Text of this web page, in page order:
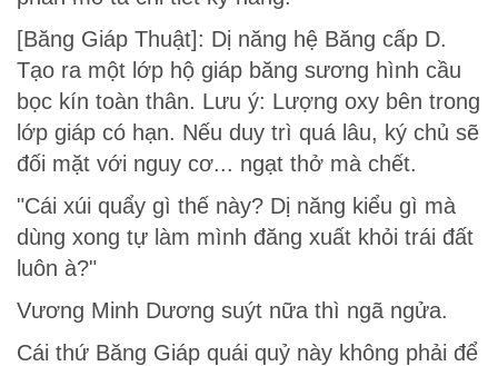
[Băng Giáp Thuật]: Dị năng hệ Băng cấp D.
Tạo ra một lớp hộ giáp băng sương hình cầu
bọc kín toàn thân. Lưu ý: Lượng oxy bên trong
lớp giáp có hạn. Nếu duy trì quá lâu, ký chủ sẽ
đối mặt với nguy cơ... ngạt thở mà chết.
"Cái xúi quẩy gì thế này? Dị năng kiểu gì mà
dùng xong tự làm mình đăng xuất khỏi trái đất
luôn à?"
Vương Minh Dương suýt nữa thì ngã ngửa.
Cái thứ Băng Giáp quái quỷ này không phải để